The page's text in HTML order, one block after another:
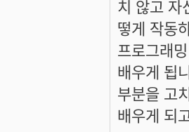
치 않고 자
떻게 작동
프로그래
배우게 됩
부분을 고
배우게 되